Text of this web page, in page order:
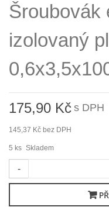
Šroubovák
izolovaný
175,90 Kč s DPH
145,37 Kč bez DPH
5 ks Skladem
-